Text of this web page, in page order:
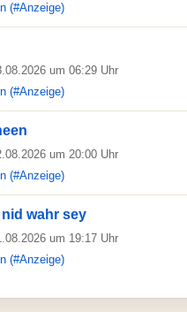
(#Anzeige)
um 06:29 Uhr
(#Anzeige)
um 20:00 Uhr
(#Anzeige)
wahr sey
um 19:17 Uhr
(#Anzeige)